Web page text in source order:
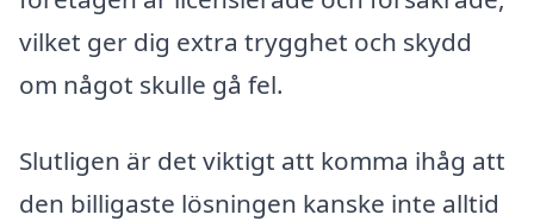
vilket ger dig extra trygghet och skydd
om något skulle gå fel.
Slutligen är det viktigt att komma ihåg att
den billigaste lösningen kanske inte alltid